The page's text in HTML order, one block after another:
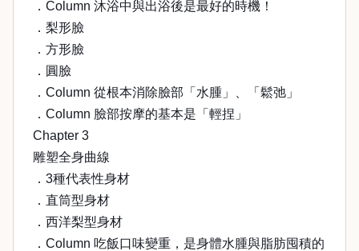
．Column 沐浴中與出浴後是最好的時機！
．梨形臉
．方形臉
．圓臉
．Column 從根本消除臉部「水腫」、「鬆弛」
．Column 臉部按摩的基本是「輕捏」
Chapter 3
雕塑全身曲線
．3種代表性身材
．直筒型身材
．西洋梨型身材
．Column 吃飯口味變重，是身體水腫與脂肪囤積的